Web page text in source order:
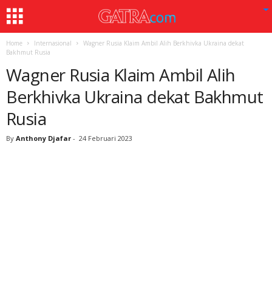
Home Internasional
Wagner Rusia Klaim Ambil Alih Berkhivka Ukraina dekat
Bakhmut Rusia
Wagner Rusia Klaim Ambil Alih
Berkhivka Ukraina dekat Bakhmut
Rusia
By Anthony Djafar - 24 Februari 2023